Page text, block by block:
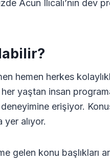
Acun Ilıcalı’nın dev
hemen herkes
yaştan insan
erişiyor.
yer alıyor.
gelen konu başlıkları